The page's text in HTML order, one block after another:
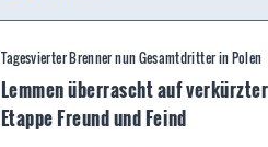
Tagesvierter Brenner nun Gesamtdritter in Polen
Lemmen überrascht auf verkürzter
Etappe Freund und Feind